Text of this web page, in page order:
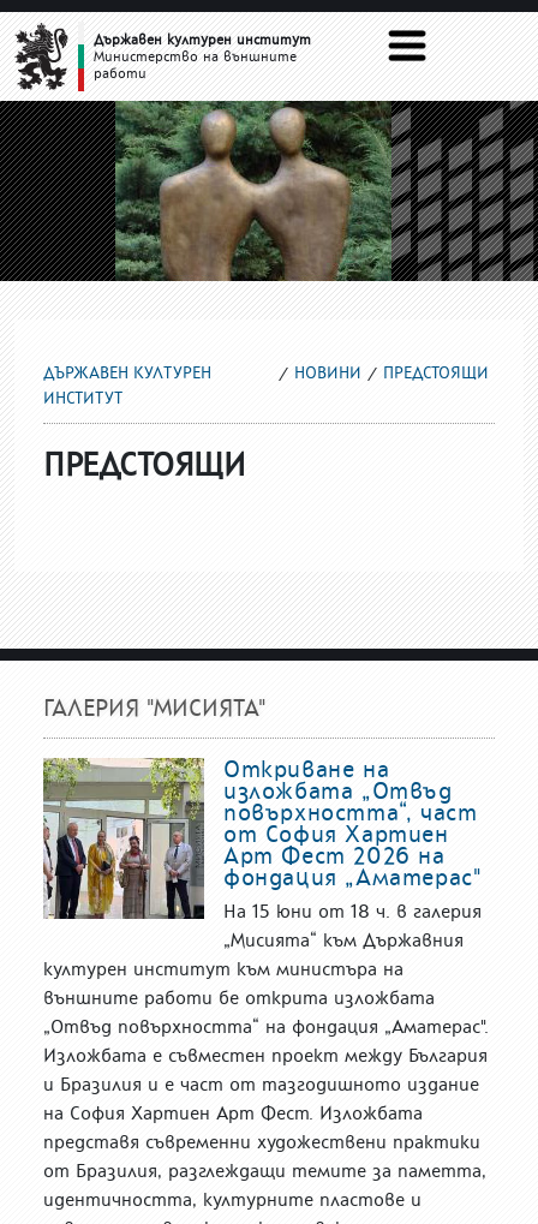
ПРЕДСТОЯЩИ
Държавен културен институт
Министерство на външните
работи
ДЪРЖАВЕН КУЛТУРЕН
ИНСТИТУТ
НОВИНИ ПРЕДСТОЯЩИ
ПРЕДСТОЯЩИ
ГАЛЕРИЯ "МИСИЯТА"
Откриване на
изложбата „Отвъд
повърхността“, част
от София Хартиен
Арт Фест 2026 на
фондация „Аматерас"
На 15 юни от 18 ч. в галерия
„Мисията“ към Държавния
културен институт към министъра на
външните работи бе открита изложбата
„Отвъд повърхността“ на фондация „Аматерас".
Изложбата е съвместен проект между България
и Бразилия и е част от тазгодишното издание
на София Хартиен Арт Фест. Изложбата
представя съвременни художествени практики
от Бразилия, разглеждащи темите за паметта,
идентичността, културните пластове и